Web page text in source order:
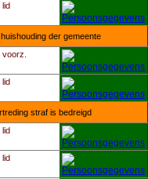
lid
der gemeente
voorz.
lid
straf is bedreigd
lid
lid